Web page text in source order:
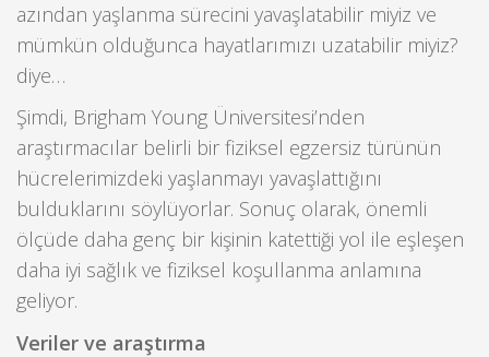
azından yaşlanma sürecini yavaşlatabilir miyiz ve
mümkün olduğunca hayatlarımızı uzatabilir miyiz?
diye…
Şimdi, Brigham Young Üniversitesi’nden
araştırmacılar belirli bir fiziksel egzersiz türünün
hücrelerimizdeki yaşlanmayı yavaşlattığını
bulduklarını söylüyorlar. Sonuç olarak, önemli
ölçüde daha genç bir kişinin katettiği yol ile eşleşen
daha iyi sağlık ve fiziksel koşullanma anlamına
geliyor.
Veriler ve araştırma